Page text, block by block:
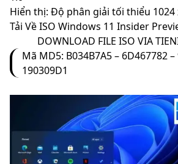
Hiển thị: Độ phân giải tối thiểu 1024
Tải Về ISO Windows 11 Insider
DOWNLOAD FILE ISO VIA
Mã MD5: B034B7A5 – 6D467782
190309D1